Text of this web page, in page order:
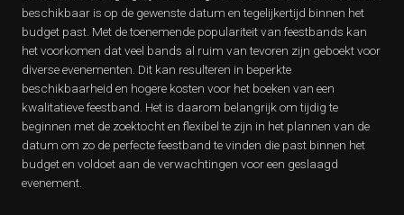
beschikbaar is op de gewenste datum en tegelijkertijd binnen het
budget past. Met de toenemende populariteit van feestbands kan
het voorkomen dat veel bands al ruim van tevoren zijn geboekt voor
diverse evenementen. Dit kan resulteren in beperkte
beschikbaarheid en hogere kosten voor het boeken van een
kwalitatieve feestband. Het is daarom belangrijk om tijdig te
beginnen met de zoektocht en flexibel te zijn in het plannen van de
datum om zo de perfecte feestband te vinden die past binnen het
budget en voldoet aan de verwachtingen voor een geslaagd
evenement.